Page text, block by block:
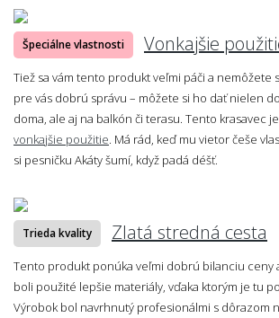
Špeciálne vlastnosti Vonkajšie
Tiež sa vám tento produkt veľmi páči a nemôžete
pre vás dobrú správu – môžete si ho dať nielen
doma, ale aj na balkón či terasu. Tento krasavec
vonkajšie použitie . Má rád, keď mu vietor češe
si pesničku Akáty šumí, když padá déšť.
Trieda kvality Zlatá stredná cesta
Tento produkt ponúka veľmi dobrú bilanciu ceny
boli použité lepšie materiály, vďaka ktorým je tu
Výrobok bol navrhnutý profesionálmi s dôrazom